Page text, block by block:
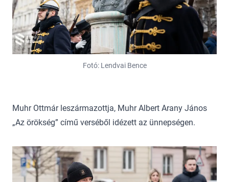
Fotó: Lendvai Bence
Muhr Ottmár leszármazottja, Muhr Albert Arany János
„Az örökség” című verséből idézett az ünnepségen.